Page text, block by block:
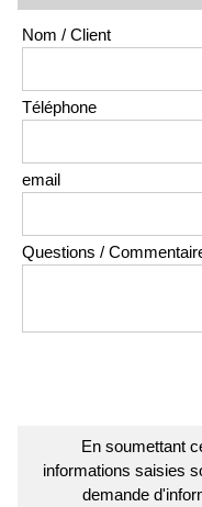
Nom / Client
Téléphone
email
Questions /
En soumettant
informations saisies
demande